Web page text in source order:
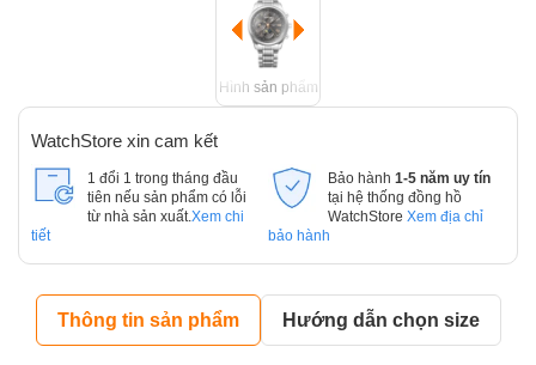
Hình sản phẩm
WatchStore xin cam kết
1 đổi 1 trong tháng đầu
tiên nếu sản phẩm có lỗi
từ nhà sản xuất. Xem chi
tiết
Bảo hành 1-5 năm uy tín
tại hệ thống đồng hồ
WatchStore Xem địa chỉ
bảo hành
Thông tin sản phẩm Hướng dẫn chọn size